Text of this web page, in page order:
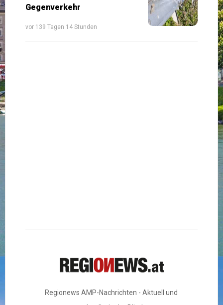
Gegenverkehr
vor 139 Tagen 14 Stunden
Regionews AMP-Nachrichten - Aktuell und